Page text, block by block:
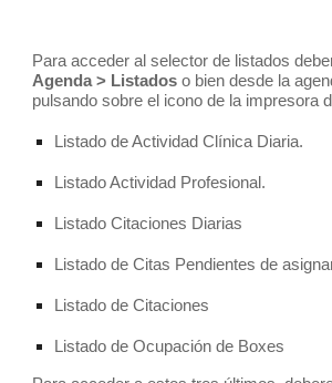
Agenda > Listados o bien desde la
pulsando sobre el icono de la impresora
Listado de Actividad Clínica Diaria.
Listado Actividad Profesional.
Listado Citaciones Diarias
Listado de Citas Pendientes de
Listado de Citaciones
Listado de Ocupación de Boxes